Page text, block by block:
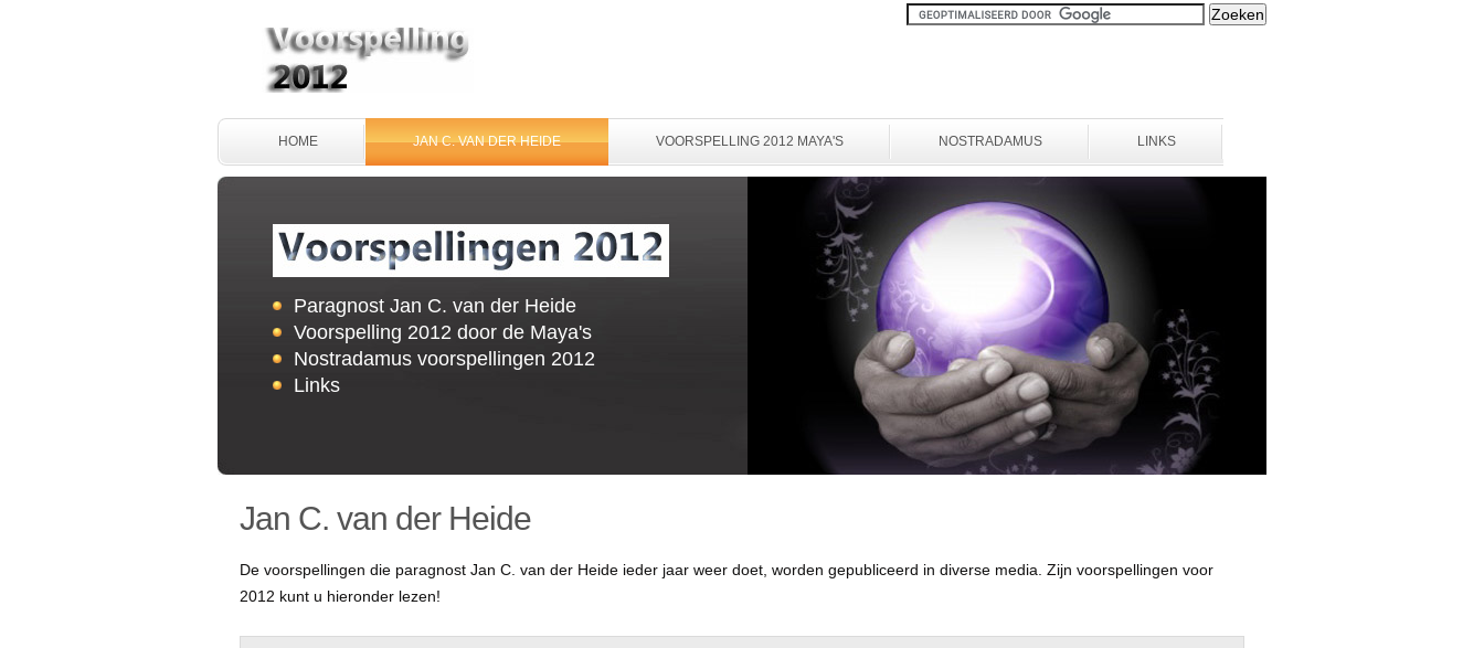
HOME JAN C. VAN DER HEIDE VOORSPELLING 2012 MAYA'S NOSTRADAMUS LINKS
Paragnost Jan C. van der Heide
Voorspelling 2012 door de Maya's
Nostradamus voorspellingen 2012
Links
Jan C. van der Heide
De voorspellingen die paragnost Jan C. van der Heide ieder jaar weer doet, worden gepubliceerd in diverse media. Zijn voorspellingen voor
2012 kunt u hieronder lezen!